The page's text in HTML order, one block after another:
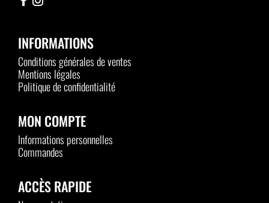
INFORMATIONS
Conditions générales de ventes
Mentions légales
Politique de confidentialité
MON COMPTE
Informations personnelles
Commandes
ACCÈS RAPIDE